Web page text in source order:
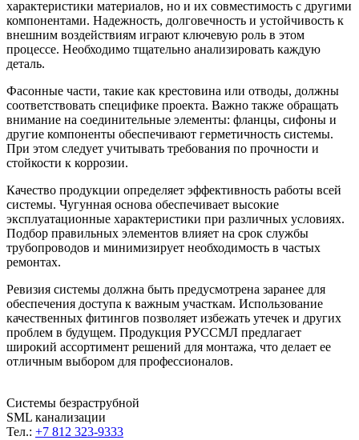
характеристики материалов, но и их совместимость с другими
компонентами. Надежность, долговечность и устойчивость к
внешним воздействиям играют ключевую роль в этом
процессе. Необходимо тщательно анализировать каждую
деталь.
Фасонные части, такие как крестовина или отводы, должны
соответствовать специфике проекта. Важно также обращать
внимание на соединительные элементы: фланцы, сифоны и
другие компоненты обеспечивают герметичность системы.
При этом следует учитывать требования по прочности и
стойкости к коррозии.
Качество продукции определяет эффективность работы всей
системы. Чугунная основа обеспечивает высокие
эксплуатационные характеристики при различных условиях.
Подбор правильных элементов влияет на срок службы
трубопроводов и минимизирует необходимость в частых
ремонтах.
Ревизия системы должна быть предусмотрена заранее для
обеспечения доступа к важным участкам. Использование
качественных фитингов позволяет избежать утечек и других
проблем в будущем. Продукция РУССМЛ предлагает
широкий ассортимент решений для монтажа, что делает ее
отличным выбором для профессионалов.
Системы безраструбной
SML канализации
Тел.: +7 812 323-9333